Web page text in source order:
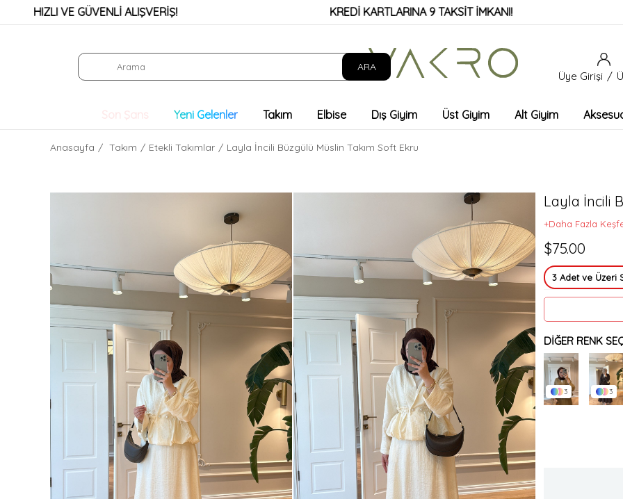
VE GÜVENLİ ALIŞVERİŞ! KREDİ KARTLARINA 9 TAKSİT İMKANI!
Üye Girişi
Yeni Gelenler Takım Elbise Dış Giyim Üst Giyim Alt Giyim
Anasayfa Takım Etekli Takımlar Layla İncili Büzgülü Müslin Takım Soft Ekru
Layla İncili
+Daha Fazla
$75.00
3 Adet ve Üzeri
DIĞER RENK
3 3